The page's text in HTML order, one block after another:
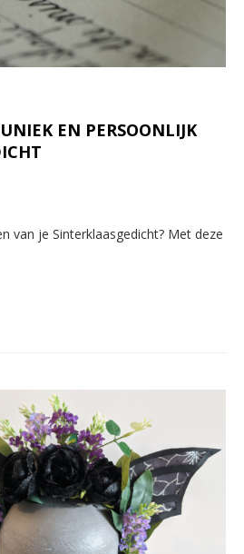
EN PERSOONLIJK
van je Sinterklaasgedicht? Met deze